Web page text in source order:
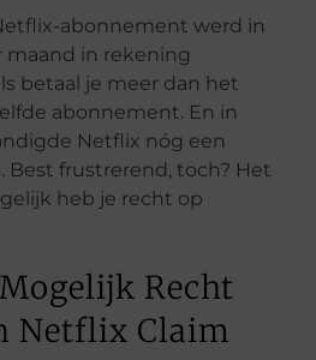
abonnement werd in
maand in rekening
betaal je meer dan het
abonnement. En in
Netflix nóg een
Best frustrerend, toch? Het
heb je recht op
Recht
Netflix Claim